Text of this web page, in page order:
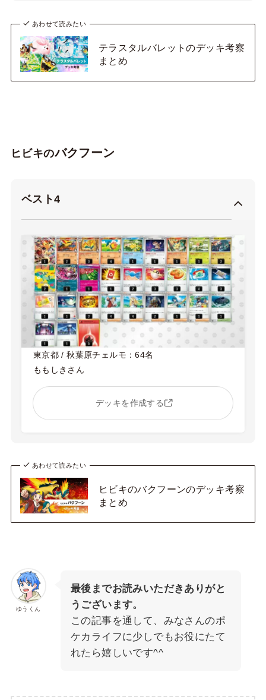
あわせて読みたい
テラスタルバレットのデッキ考察
まとめ
ヒビキのバクフーン
ベスト4
東京都 / 秋葉原チェルモ：64名
ももしきさん
デッキを作成する
あわせて読みたい
ヒビキのバクフーンのデッキ考察
まとめ
ゆうくん
最後までお読みいただきありがと
うございます。
この記事を通して、みなさんのポ
ケカライフに少しでもお役にたて
れたら嬉しいです^^